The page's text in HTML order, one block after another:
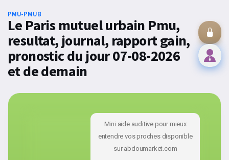
PMU-PMUB
Le Paris mutuel urbain Pmu,
resultat, journal, rapport gain,
pronostic du jour 07-08-2026
et de demain
Mini aide auditive pour mieux
entendre vos proches disponible
sur abdoumarket.com